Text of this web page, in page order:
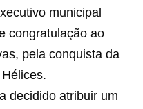
municipal
congratulação ao
pela conquista da
decidido atribuir um